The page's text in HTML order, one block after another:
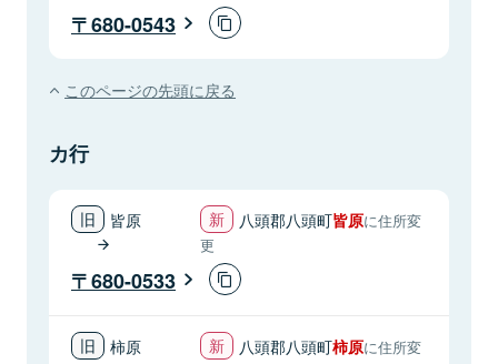
680-0543
このページの先頭に戻る
カ行
皆原 八頭郡八頭町皆原に住所変
更
680-0533
柿原 八頭郡八頭町柿原に住所変